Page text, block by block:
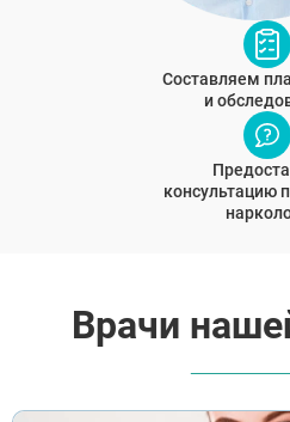
Составляем
и
консультацию
Врачи